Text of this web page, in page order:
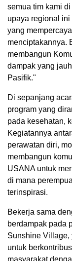
semua tim kami
upaya regional
yang
menciptakannya.
membangun
dampak yang
Pasifik."
Di sepanjang
program yang
pada kesehatan,
Kegiatannya
perawatan diri,
membangun
USANA untuk
di mana
terinspirasi.
Bekerja sama
berdampak pada
Sunshine Village,
untuk
masyarakat